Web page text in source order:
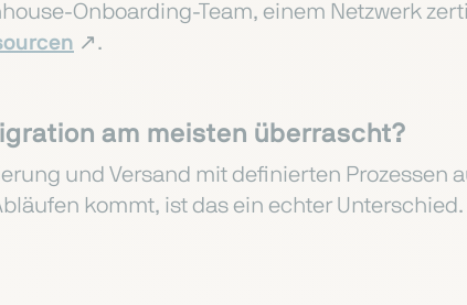
Onboarding-Team, einem Netzwerk
↗️.
am meisten überrascht?
und Versand mit definierten Prozessen
kommt, ist das ein echter Unterschied.